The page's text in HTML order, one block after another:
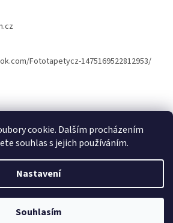
cookie. Dalším procházením
souhlas s jejich používáním.
Nastavení
Souhlasím
Fototapetycz-1475169522812953/
Vytvořil Shoptet
. Všechna práva vyhrazena.